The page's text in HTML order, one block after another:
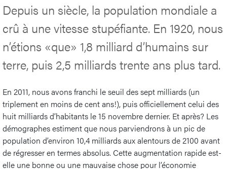
Depuis un siècle, la population mondiale a
crû à une vitesse stupéfiante. En 1920, nous
n’étions «que» 1,8 milliard d’humains sur
terre, puis 2,5 milliards trente ans plus tard.
En 2011, nous avons franchi le seuil des sept milliards (un
triplement en moins de cent ans!), puis officiellement celui des
huit milliards d’habitants le 15 novembre dernier. Et après? Les
démographes estiment que nous parviendrons à un pic de
population d’environ 10,4 milliards aux alentours de 2100 avant
de régresser en termes absolus. Cette augmentation rapide est-
elle une bonne ou une mauvaise chose pour l’économie